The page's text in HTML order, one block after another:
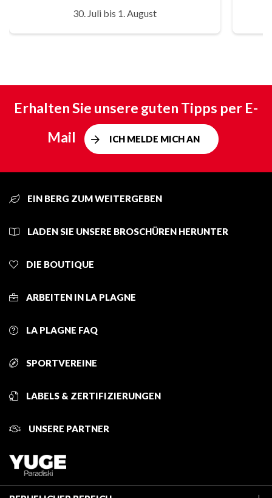
30. Juli bis 1. August
Erhalten Sie unsere guten Tipps per E-
Mail
ICH MELDE MICH AN
EIN BERG ZUM WEITERGEBEN
LADEN SIE UNSERE BROSCHÜREN HERUNTER
DIE BOUTIQUE
ARBEITEN IN LA PLAGNE
LA PLAGNE FAQ
SPORTVEREINE
LABELS & ZERTIFIZIERUNGEN
UNSERE PARTNER